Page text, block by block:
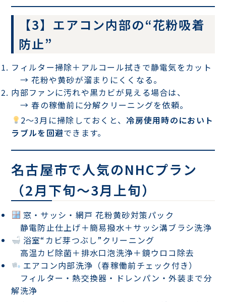
【3】エアコン内部の“花粉吸着
防止”
フィルター掃除＋アルコール拭きで静電気をカット
→ 花粉や黄砂が溜まりにくくなる。
内部ファンに汚れや黒カビが見える場合は、
→ 春の稼働前に分解クリーニングを依頼。
2〜3月に掃除しておくと、冷房使用時のにおいト
ラブルを回避できます。
名古屋市で人気のNHCプラン
（2月下旬〜3月上旬）
窓・サッシ・網戸 花粉黄砂対策パック
静電防止仕上げ＋簡易撥水＋サッシ溝ブラシ洗浄
浴室“カビ芽つぶし”クリーニング
高温カビ除菌＋排水口泡洗浄＋鏡ウロコ除去
エアコン内部洗浄（春稼働前チェック付き）
フィルター・熱交換器・ドレンパン・外装まで分
解洗浄